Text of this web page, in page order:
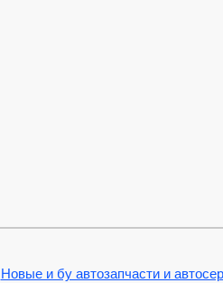
Новые и бу автозапчасти и